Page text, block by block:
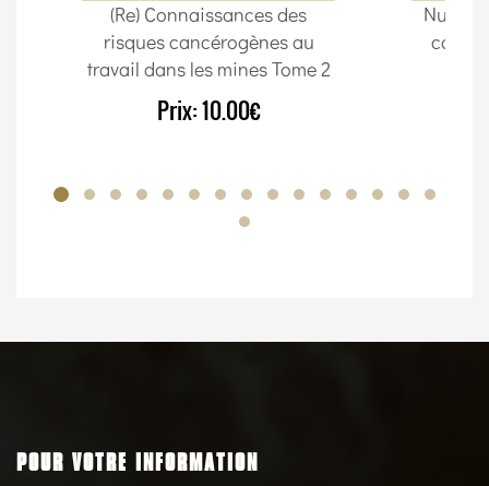
(Re) Connaissances des
risques cancérogènes au
travail dans les mines Tome 2
Prix:10.00€
Nuta
POUR VOTRE INFORMATION